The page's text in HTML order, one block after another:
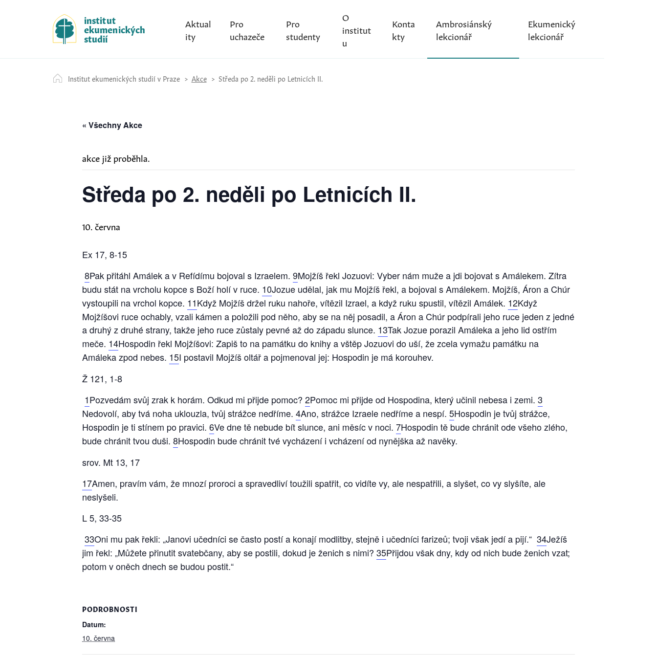
k
i
p
t
c
institut
ekumenických
studií
Aktual
ity
Pro
uchazeče
Pro
studenty
O
institut
u
Konta
kty
Ambrosiánský
lekcionář
Ekumenický
lekcionář
Institut ekumenických studií v Praze Akce Středa po 2. neděli po Letnicích II.
« Všechny Akce
akce již proběhla.
Středa po 2. neděli po Letnicích II.
10. června
Ex 17, 8-15
8Pak přitáhl Amálek a v Refídímu bojoval s Izraelem. 9Mojžíš řekl Jozuovi: Vyber nám muže a jdi bojovat s Amálekem. Zítra
budu stát na vrcholu kopce s Boží holí v ruce. 10Jozue udělal, jak mu Mojžíš řekl, a bojoval s Amálekem. Mojžíš, Áron a Chúr
vystoupili na vrchol kopce. 11Když Mojžíš držel ruku nahoře, vítězil Izrael, a když ruku spustil, vítězil Amálek. 12Když
Mojžíšovi ruce ochably, vzali kámen a položili pod něho, aby se na něj posadil, a Áron a Chúr podpírali jeho ruce jeden z jedné
a druhý z druhé strany, takže jeho ruce zůstaly pevné až do západu slunce. 13Tak Jozue porazil Amáleka a jeho lid ostřím
meče. 14Hospodin řekl Mojžíšovi: Zapiš to na památku do knihy a vštěp Jozuovi do uší, že zcela vymažu památku na
Amáleka zpod nebes. 15I postavil Mojžíš oltář a pojmenoval jej: Hospodin je má korouhev.
Ž 121, 1-8
1Pozvedám svůj zrak k horám. Odkud mi přijde pomoc? 2Pomoc mi přijde od Hospodina, který učinil nebesa i zemi. 3
Nedovolí, aby tvá noha uklouzla, tvůj strážce nedříme. 4Ano, strážce Izraele nedříme a nespí. 5Hospodin je tvůj strážce,
Hospodin je ti stínem po pravici. 6Ve dne tě nebude bít slunce, ani měsíc v noci. 7Hospodin tě bude chránit ode všeho zlého,
bude chránit tvou duši. 8Hospodin bude chránit tvé vycházení i vcházení od nynějška až navěky.
srov. Mt 13, 17
17Amen, pravím vám, že mnozí proroci a spravedliví toužili spatřit, co vidíte vy, ale nespatřili, a slyšet, co vy slyšíte, ale
neslyšeli.
L 5, 33-35
33Oni mu pak řekli: „Janovi učedníci se často postí a konají modlitby, stejně i učedníci farizeů; tvoji však jedí a pijí.“ 34Ježíš
jim řekl: „Můžete přinutit svatebčany, aby se postili, dokud je ženich s nimi? 35Přijdou však dny, kdy od nich bude ženich vzat;
potom v oněch dnech se budou postit.“
PODROBNOSTI
Datum:
10. června